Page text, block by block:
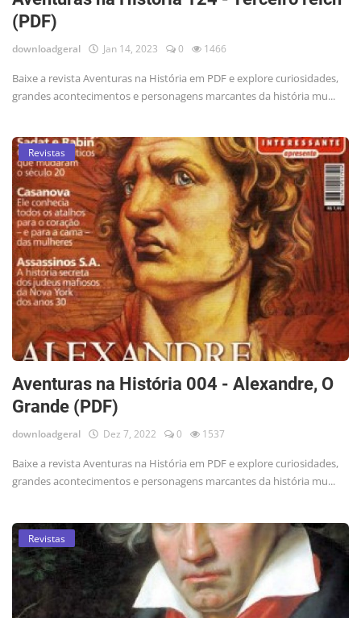
(PDF)
downloadgeral Jan 14, 2023 0 1466
Baixe a revista Aventuras na História em PDF e explore curiosidades,
grandes acontecimentos e personagens marcantes da história mu...
Revistas
Aventuras na História 004 - Alexandre, O
Grande (PDF)
downloadgeral Dez 7, 2022 0 1537
Baixe a revista Aventuras na História em PDF e explore curiosidades,
grandes acontecimentos e personagens marcantes da história mu...
Revistas